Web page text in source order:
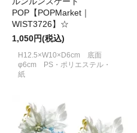
POP【POPMarket｜
WIST3726】☆
1,050円(税込)
H12.5×W10×D6cm 底面
φ6cm PS・ポリエステル・
紙